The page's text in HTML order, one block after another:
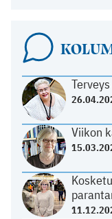
Viikon